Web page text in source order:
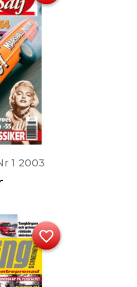
1 2003
favorite_border